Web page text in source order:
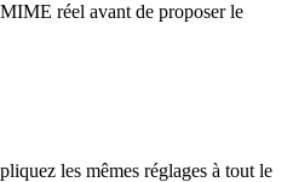
réel avant de proposer le
les mêmes réglages à tout le